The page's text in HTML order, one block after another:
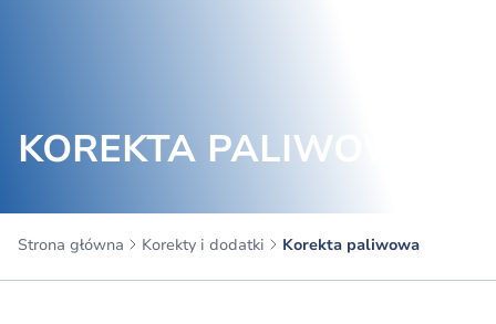
KOREKTA PALIWOWA
Strona główna Korekty i dodatki Korekta paliwowa